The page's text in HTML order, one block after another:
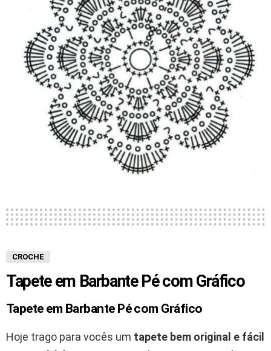
CROCHE
Tapete em Barbante Pé com Gráfico
Tapete em Barbante Pé com Gráfico
Hoje trago para vocês um tapete bem original e fácil